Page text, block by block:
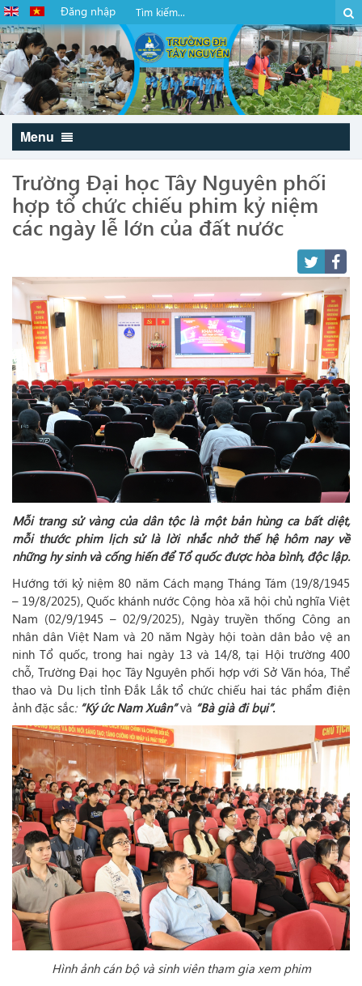
Đăng nhập
Menu
Trường Đại học Tây Nguyên phối
hợp tổ chức chiếu phim kỷ niệm
các ngày lễ lớn của đất nước
Mỗi trang sử vàng của dân tộc là một bản hùng ca bất diệt,
mỗi thước phim lịch sử là lời nhắc nhở thế hệ hôm nay về
những hy sinh và cống hiến để Tổ quốc được hòa bình, độc lập.
Hướng tới kỷ niệm 80 năm Cách mạng Tháng Tám (19/8/1945
– 19/8/2025), Quốc khánh nước Cộng hòa xã hội chủ nghĩa Việt
Nam (02/9/1945 – 02/9/2025), Ngày truyền thống Công an
nhân dân Việt Nam và 20 năm Ngày hội toàn dân bảo vệ an
ninh Tổ quốc, trong hai ngày 13 và 14/8, tại Hội trường 400
chỗ, Trường Đại học Tây Nguyên phối hợp với Sở Văn hóa, Thể
thao và Du lịch tỉnh Đắk Lắk tổ chức chiếu hai tác phẩm điện
ảnh đặc sắc: “Ký ức Nam Xuân”và “Bà già đi bụi”.
Hình ảnh cán bộ và sinh viên tham gia xem phim